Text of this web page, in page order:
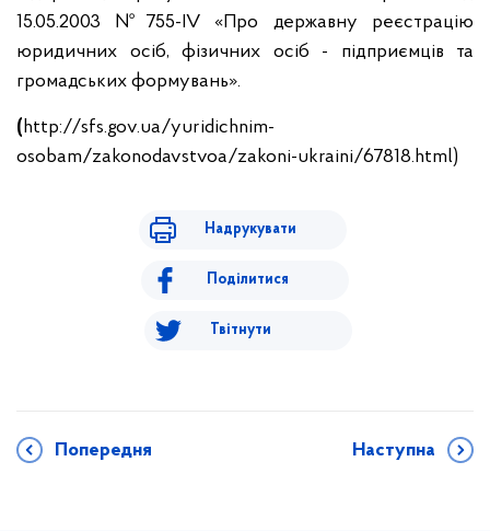
15.05.2003 №755-ІV «Про державну реєстрацію
юридичних осіб, фізичних осіб - підприємців та
громадських формувань».
(http://sfs.gov.ua/yuridichnim-
osobam/zakonodavstvoa/zakoni-ukraini/67818.html)
Надрукувати
Поділитися
Твітнути
Попередня Наступна